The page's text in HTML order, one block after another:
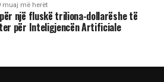
muaj më herët
një fluskë triliona-dollarëshe të
për Inteligjencën Artificiale